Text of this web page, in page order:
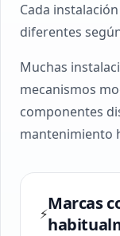
Cada
diferentes
Muchas
mecanismos
componentes
mantenimiento
⚡Marcas